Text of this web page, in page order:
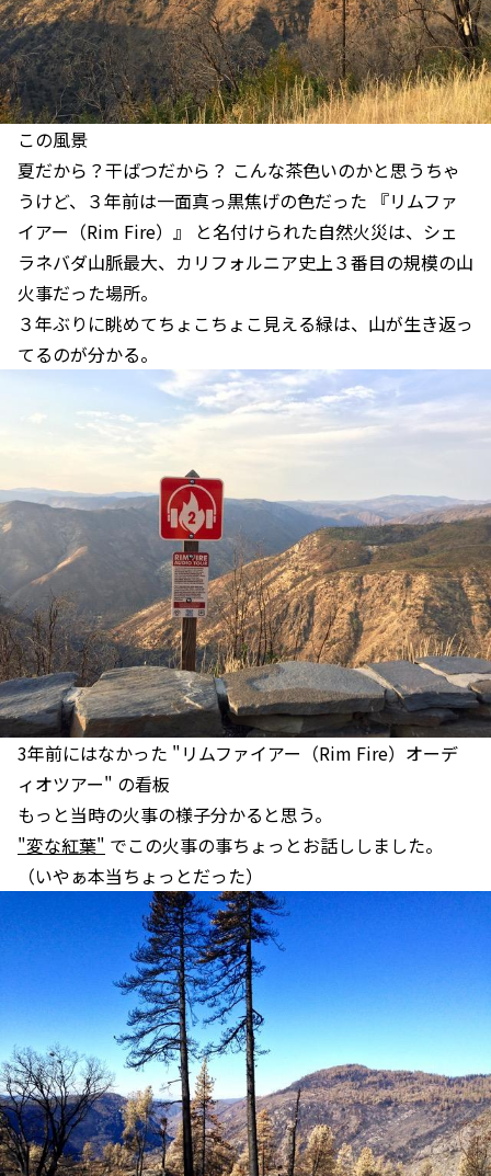
この風景
夏だから？干ばつだから？ こんな茶色いのかと思うちゃ
うけど、３年前は一面真っ黒焦げの色だった 『リムファ
イアー（Rim Fire）』 と名付けられた自然火災は、シェ
ラネバダ山脈最大、カリフォルニア史上３番目の規模の山
火事だった場所。
３年ぶりに眺めてちょこちょこ見える緑は、山が生き返っ
てるのが分かる。
3年前にはなかった "リムファイアー（Rim Fire）オーデ
ィオツアー" の看板
もっと当時の火事の様子分かると思う。
"変な紅葉" でこの火事の事ちょっとお話ししました。
（いやぁ本当ちょっとだった）